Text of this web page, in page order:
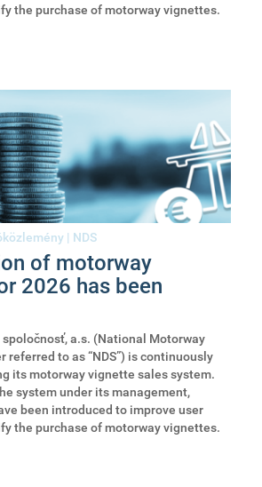
the purchase of motorway vignettes.
| NDS
of motorway
2026 has been
a.s. (National Motorway
referred to as “NDS”) is continuously
its motorway vignette sales system.
system under its management,
been introduced to improve user
the purchase of motorway vignettes.